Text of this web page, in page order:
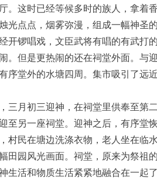
。这时已经等候多时的族人，拿着
光点点，烟雾弥漫，组成一幅神圣
锣唱戏，文臣武将有唱的有武打的
。但是更热闹的还在祠堂外面。与
序堂外的水塘四周。集市吸引了远
三月初三迎神，在祠堂里供奉至第
至另一座祠堂。迎神之后，有序堂
村民在塘边洗涤衣物，老人坐在临
田园风光画面。祠堂，原来为祭祖
活和物质生活紧紧地融合在一起了